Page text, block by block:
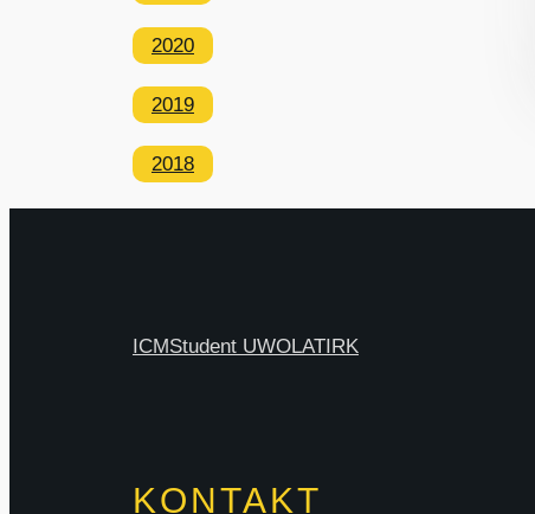
2020
2019
2018
ICMStudent UWOLAT IRK
KONTAKT